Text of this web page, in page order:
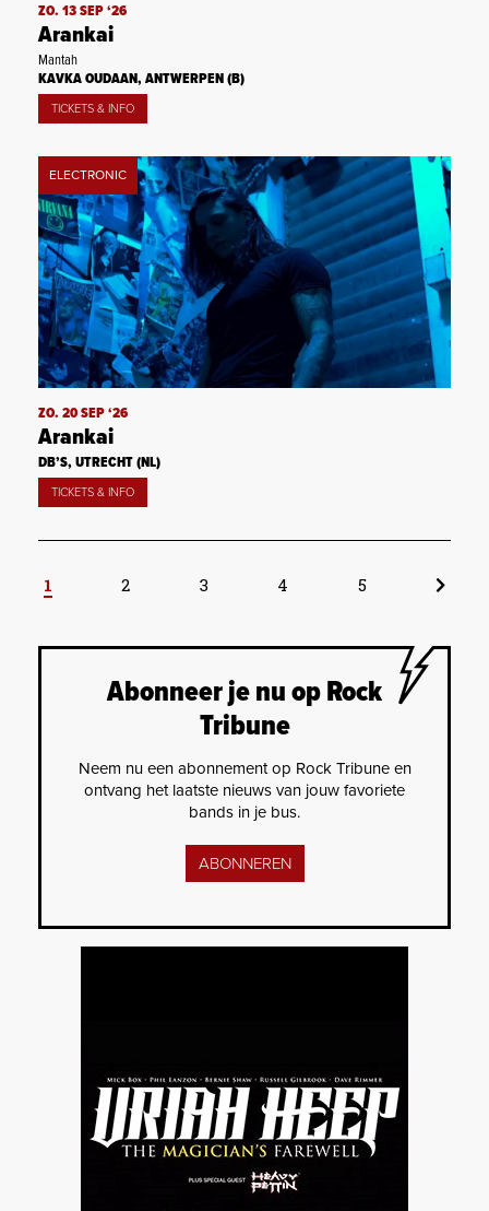
ZO. 13 SEP ‘26
Arankai
Mantah
KAVKA OUDAAN, ANTWERPEN (B)
TICKETS & INFO
ELECTRONIC
ZO. 20 SEP ‘26
Arankai
DB’S, UTRECHT (NL)
TICKETS & INFO
1 2 3 4 5
Abonneer je nu op Rock
Tribune
Neem nu een abonnement op Rock Tribune en
ontvang het laatste nieuws van jouw favoriete
bands in je bus.
ABONNEREN